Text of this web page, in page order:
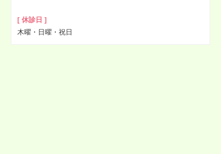
2021年12月
2021年11月
2021年10月
[ 休診日 ]
木曜・日曜・祝日